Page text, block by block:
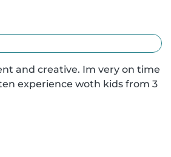
and creative. Im very on time
experience woth kids from 3